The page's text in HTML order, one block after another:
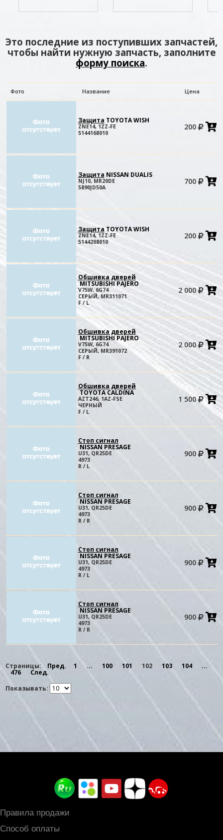
Это последние из поступивших запчастей,
чтобы найти нужную запчасть, заполните
форму поиска.
Фото Название Цена
Защита TOYOTA WISH
ZNE14, 1ZZ-FE
5144168010
200
Защита NISSAN DUALIS
NJ10, MR20DE
5890JD50A
700
Защита TOYOTA WISH
ZNE14, 1ZZ-FE
5144208010
200
Обшивка дверей
MITSUBISHI PAJERO
V75W, 6G74
СЕРЫЙ, MR311071
F / L
2 000 в
Обшивка дверей
MITSUBISHI PAJERO
V75W, 6G74
СЕРЫЙ, MR391072
F / R
2 000 в
Обшивка дверей
TOYOTA CALDINA
AZT246, 1AZ-FSE
ЧЕРНЫЙ
F / L
1 500 в
Стоп сигнал
NISSAN PRESAGE
U31, QR25DE
4973
R / L
900
Стоп сигнал
NISSAN PRESAGE
U31, QR25DE
4973
R / R
900
Стоп сигнал
NISSAN PRESAGE
U31, QR25DE
4973
R / L
900
Стоп сигнал
NISSAN PRESAGE
U31, QR25DE
4973
R / R
900
Страницы: Пред. 1 ... 100 101 102 103 104 ...
476
След.
Показывать:
Правила продажи
Способ оплаты